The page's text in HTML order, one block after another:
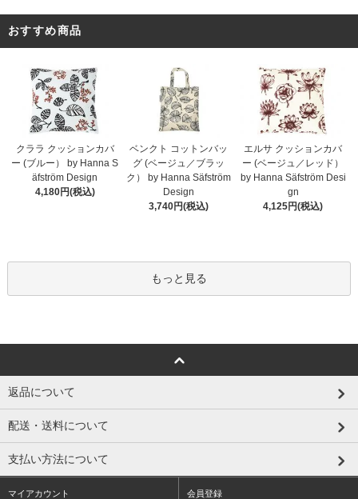
おすすめ商品
クララ クッションカバ
ー (ブルー） by Hanna S
äfström Design
4,180円(税込)
ベンクト コットンバッ
グ (ベージュ／ブラッ
ク） by Hanna Säfström
Design
3,740円(税込)
エルサ クッションカバ
ー (ベージュ／レッド）
by Hanna Säfström Desi
gn
4,125円(税込)
もっと見る
返品について
配送・送料について
支払い方法について
マイアカウント 会員登録